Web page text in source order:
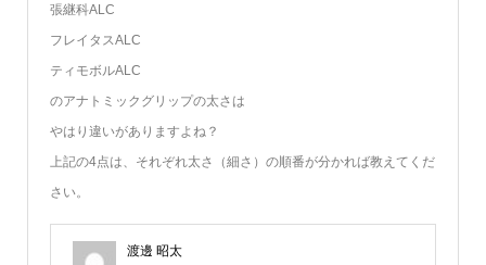
張継科ALC
フレイタスALC
ティモボルALC
のアナトミックグリップの太さは
やはり違いがありますよね？
上記の4点は、それぞれ太さ（細さ）の順番が分かれば教えてくだ
さい。
渡邊 昭太